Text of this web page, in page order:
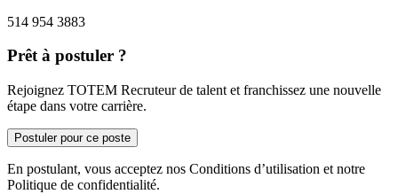
514 954 3883
Prêt à postuler ?
Rejoignez TOTEM Recruteur de talent et franchissez une nouvelle
étape dans votre carrière.
Postuler pour ce poste
En postulant, vous acceptez nos Conditions d’utilisation et notre
Politique de confidentialité.